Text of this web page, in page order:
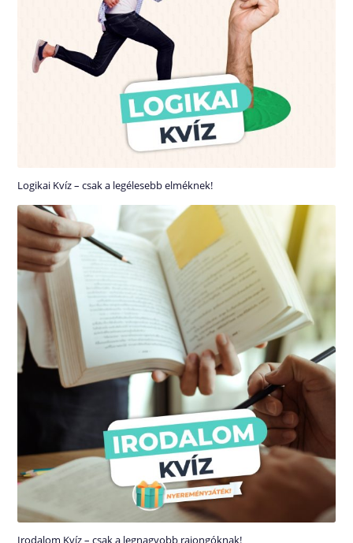
Logikai Kvíz – csak a legélesebb elméknek!
Irodalom Kvíz – csak a legnagyobb rajongóknak!